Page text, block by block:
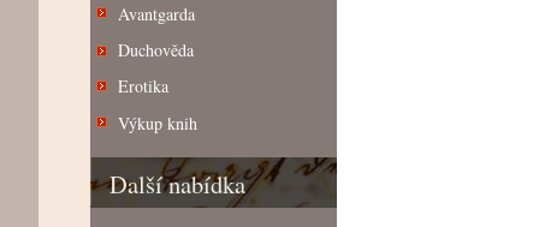
Avantgarda
Duchověda
Erotika
Výkup knih
Další nabídka